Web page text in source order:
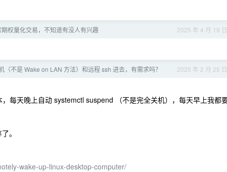
2025 年 4 月 19 日
权量化交易，不知道有没人有兴趣
2025 年 2 月 25 日
（不是 Wake on LAN 方法）和远程 ssh 进去，有需求吗？
每天晚上自动 systemctl suspend （不是完全关机），每天早上我都
。
wake-up-linux-desktop-computer/